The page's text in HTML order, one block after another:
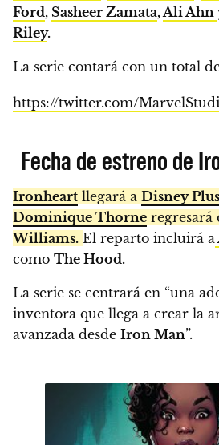
Ford, Sasheer Zamata, Ali Ahn
Riley.
La serie contará con un total
https://twitter.com/
Fecha de estreno de
Ironheart llegará a Disney Plus
Dominique Thorne regresará
Williams. El reparto incluirá a
como The Hood.
La serie se centrará en “una
inventora que llega a crear la
avanzada desde Iron Man”.